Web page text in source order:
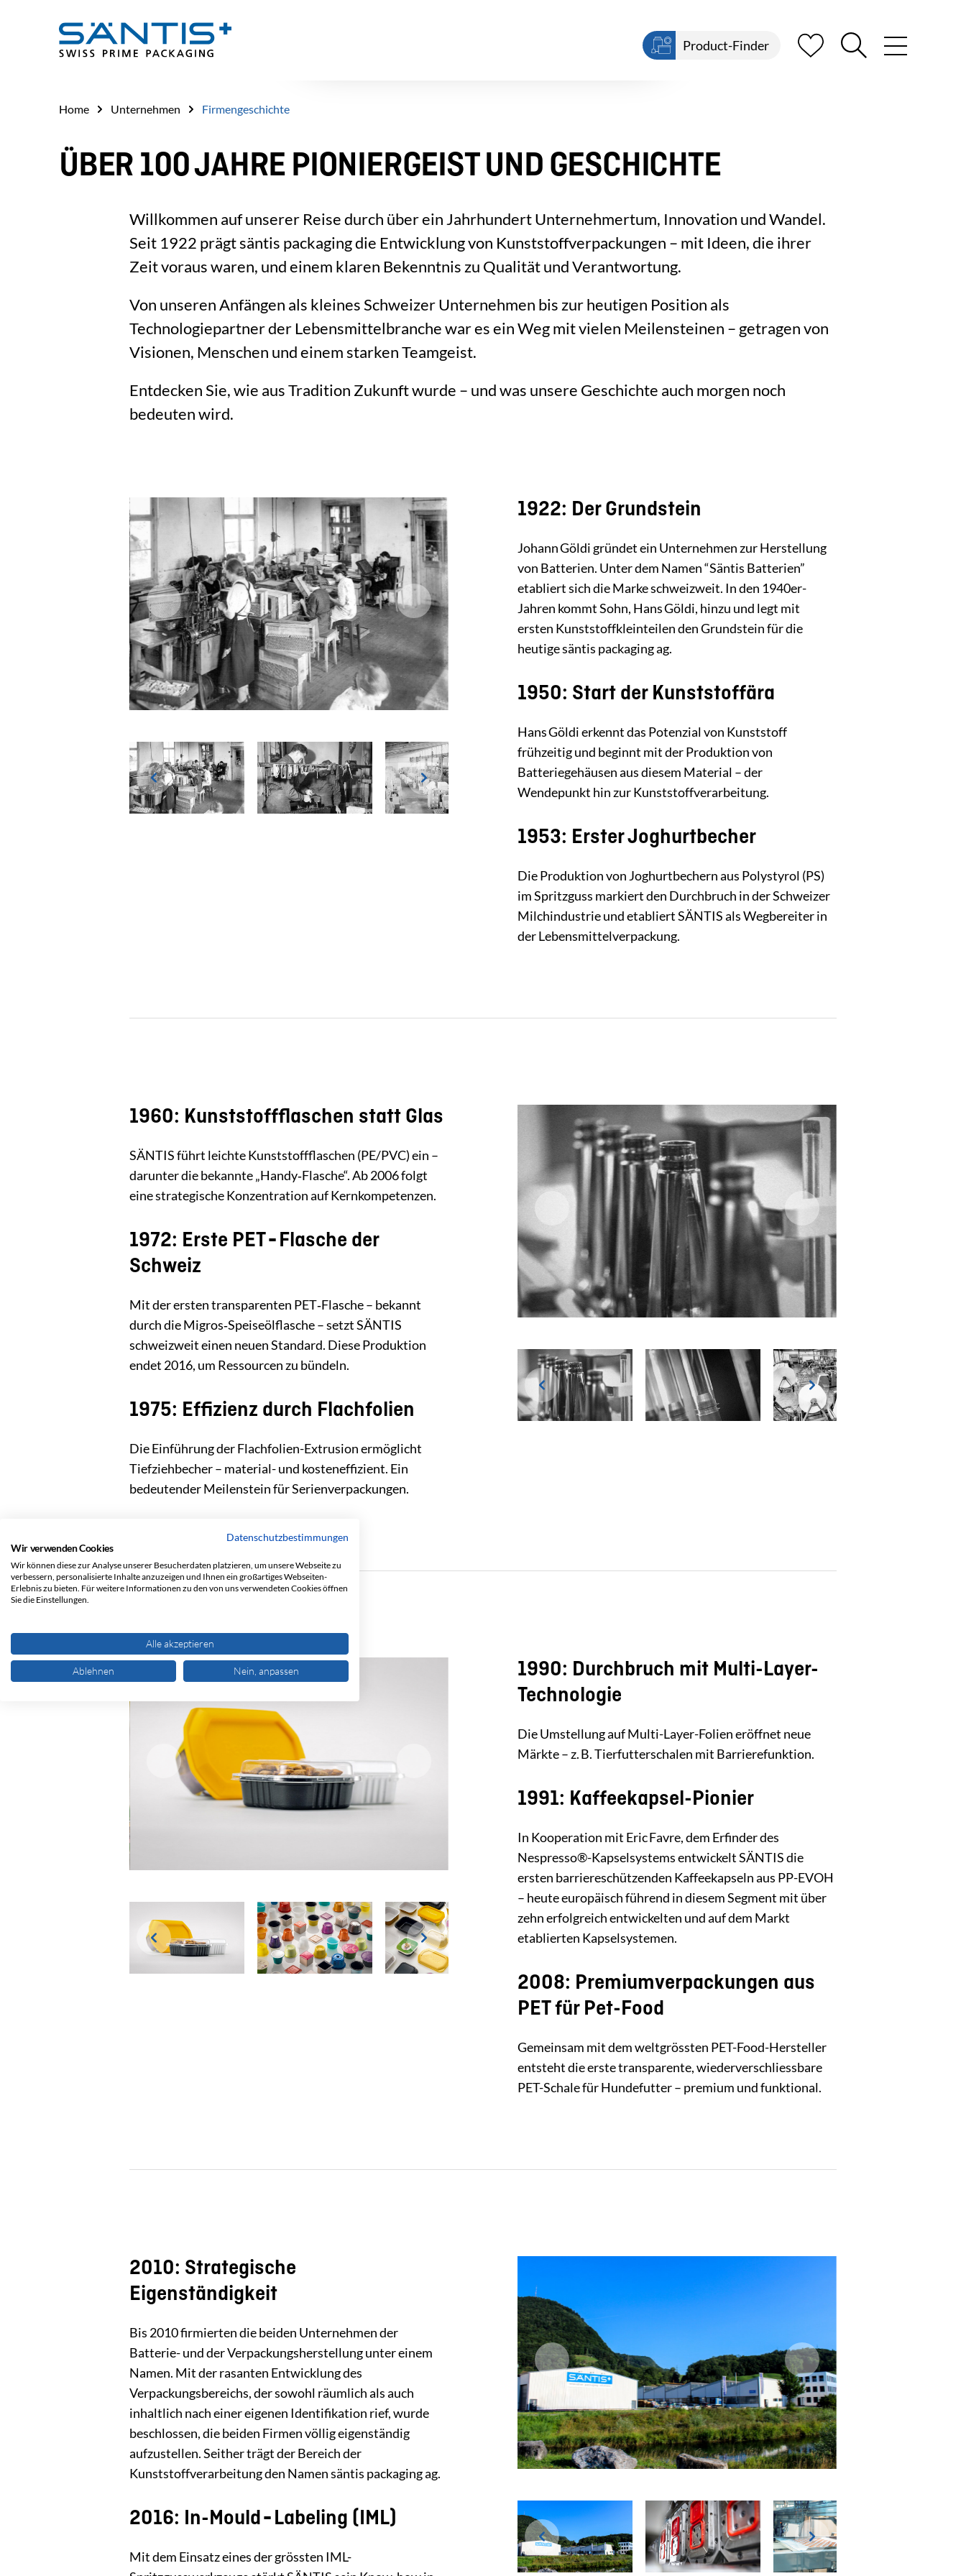
Product-Finder
Home Unternehmen Firmengeschichte
ÜBER 100 JAHRE PIONIERGEIST UND GESCHICHTE
Willkommen auf unserer Reise durch über ein Jahrhundert Unternehmertum, Innovation und Wandel.
Seit 1922 prägt säntis packaging die Entwicklung von Kunststoffverpackungen – mit Ideen, die ihrer
Zeit voraus waren, und einem klaren Bekenntnis zu Qualität und Verantwortung.
Von unseren Anfängen als kleines Schweizer Unternehmen bis zur heutigen Position als
Technologiepartner der Lebensmittelbranche war es ein Weg mit vielen Meilensteinen – getragen von
Visionen, Menschen und einem starken Teamgeist.
Entdecken Sie, wie aus Tradition Zukunft wurde – und was unsere Geschichte auch morgen noch
bedeuten wird.
1922: Der Grundstein
Johann Göldi gründet ein Unternehmen zur Herstellung
von Batterien. Unter dem Namen “Säntis Batterien”
etabliert sich die Marke schweizweit. In den 1940er-
Jahren kommt Sohn, Hans Göldi, hinzu und legt mit
ersten Kunststoffkleinteilen den Grundstein für die
heutige säntis packaging ag.
1950: Start der Kunststoffära
Hans Göldi erkennt das Potenzial von Kunststoff
frühzeitig und beginnt mit der Produktion von
Batteriegehäusen aus diesem Material – der
Wendepunkt hin zur Kunststoffverarbeitung.
1953: Erster Joghurtbecher
Die Produktion von Joghurtbechern aus Polystyrol (PS)
im Spritzguss markiert den Durchbruch in der Schweizer
Milchindustrie und etabliert SÄNTIS als Wegbereiter in
der Lebensmittelverpackung.
1960: Kunststoffflaschen statt Glas
SÄNTIS führt leichte Kunststoffflaschen (PE/PVC) ein –
darunter die bekannte „Handy‑Flasche“. Ab 2006 folgt
eine strategische Konzentration auf Kernkompetenzen.
1972: Erste PET‑Flasche der
Schweiz
Mit der ersten transparenten PET‑Flasche – bekannt
durch die Migros‑Speiseölflasche – setzt SÄNTIS
schweizweit einen neuen Standard. Diese Produktion
endet 2016, um Ressourcen zu bündeln.
1975: Effizienz durch Flachfolien
Die Einführung der Flachfolien-Extrusion ermöglicht
Tiefziehbecher – material- und kosteneffizient. Ein
bedeutender Meilenstein für Serienverpackungen.
1990: Durchbruch mit Multi-Layer-
Technologie
Die Umstellung auf Multi-Layer-Folien eröffnet neue
Märkte – z. B. Tierfutterschalen mit Barrierefunktion.
1991: Kaffeekapsel-Pionier
In Kooperation mit Eric Favre, dem Erfinder des
Nespresso®-Kapselsystems entwickelt SÄNTIS die
ersten barriereschützenden Kaffee­kapseln aus PP-EVOH
– heute europäisch führend in diesem Segment mit über
zehn erfolgreich entwickelten und auf dem Markt
etablierten Kapselsystemen.
2008: Premiumverpackungen aus
PET für Pet-Food
Gemeinsam mit dem weltgrössten PET-Food-Hersteller
entsteht die erste transparente, wiederverschliessbare
PET-Schale für Hundefutter – premium und funktional.
2010: Strategische
Eigenständigkeit
Bis 2010 firmierten die beiden Unternehmen der
Batterie- und der Verpackungsherstellung unter einem
Namen. Mit der rasanten Entwicklung des
Verpackungsbereichs, der sowohl räumlich als auch
inhaltlich nach einer eigenen Identifikation rief, wurde
beschlossen, die beiden Firmen völlig eigenständig
aufzustellen. Seither trägt der Bereich der
Kunststoffverarbeitung den Namen säntis packaging ag.
2016: In-Mould‑Labeling (IML)
Mit dem Einsatz eines der grössten IML-
Datenschutzbestimmungen
Wir verwenden Cookies
Wir können diese zur Analyse unserer Besucherdaten platzieren, um unsere Webseite zu
verbessern, personalisierte Inhalte anzuzeigen und Ihnen ein großartiges Webseiten-
Erlebnis zu bieten. Für weitere Informationen zu den von uns verwendeten Cookies öffnen
Sie die Einstellungen.
Alle akzeptieren
Ablehnen Nein, anpassen